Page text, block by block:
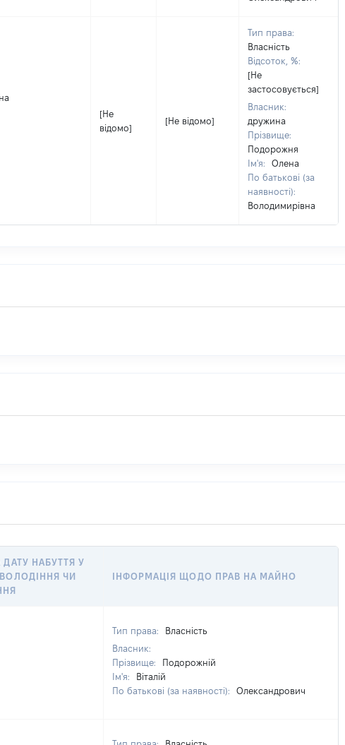
[Не
відомо]
[Не відомо]
Тип права:
Власність
Відсоток, %:
[Не
застосовується]
Власник:
дружина
Прізвище:
Подорожня
Ім'я:
Олена
По батькові (за
наявності):
Володимирівна
ДАТУ НАБУТТЯ У
ЧИ
ІНФОРМАЦІЯ ЩОДО ПРАВ НА МАЙНО
Тип права:
Власність
Власник:
Прізвище:
Подорожній
Ім'я:
Віталій
По батькові (за наявності):
Олександрович